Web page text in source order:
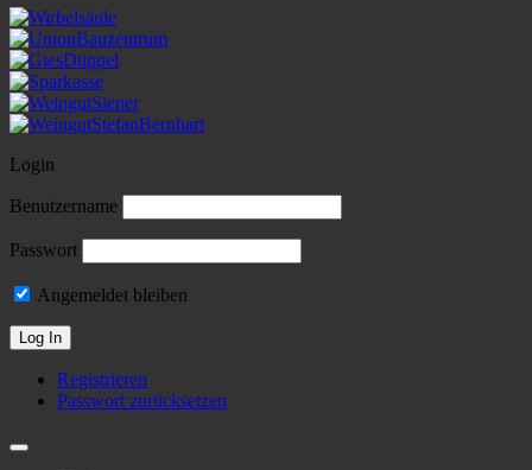
Login
Benutzername
Passwort
Angemeldet bleiben
Registrieren
Passwort zurücksetzen